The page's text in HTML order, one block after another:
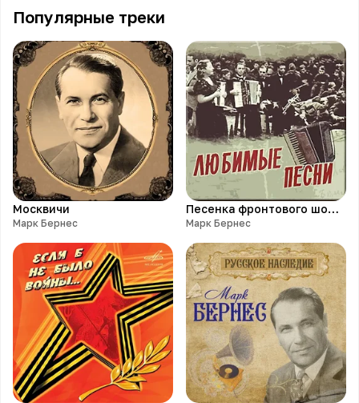
Популярные треки
Москвичи
Марк Бернес
Песенка фронтового шофёра
Марк Бернес